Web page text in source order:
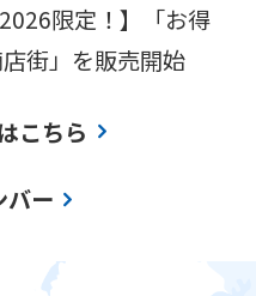
限定！】「お得
街」を販売開始
こちら
バー